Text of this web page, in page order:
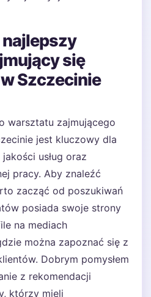
się
Szczecinie
warsztatu zajmującego
jest kluczowy dla
usług oraz
pracy. Aby znaleźć
zacząć od poszukiwań
posiada swoje strony
na mediach
można zapoznać się z
Dobrym pomysłem
z rekomendacji
którzy mieli